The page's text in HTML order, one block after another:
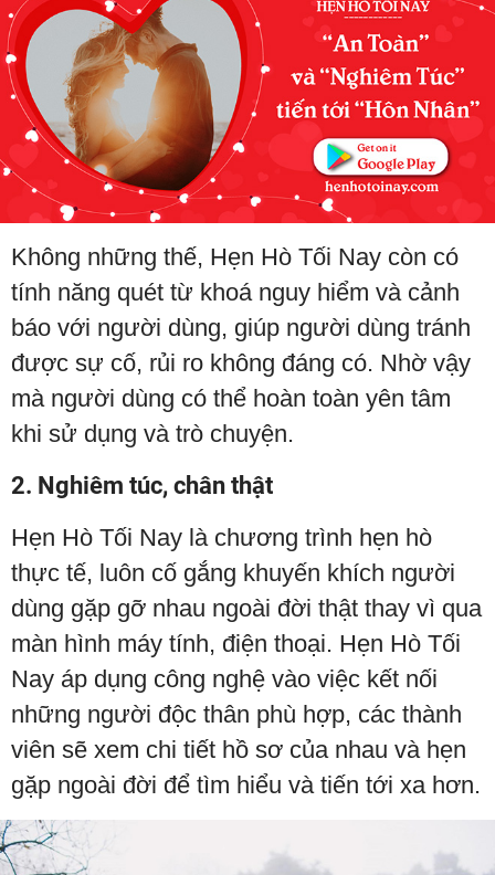
Không những thế, Hẹn Hò Tối Nay còn có
tính năng quét từ khoá nguy hiểm và cảnh
báo với người dùng, giúp người dùng tránh
được sự cố, rủi ro không đáng có. Nhờ vậy
mà người dùng có thể hoàn toàn yên tâm
khi sử dụng và trò chuyện.
2. Nghiêm túc, chân thật
Hẹn Hò Tối Nay là chương trình hẹn hò
thực tế, luôn cố gắng khuyến khích người
dùng gặp gỡ nhau ngoài đời thật thay vì qua
màn hình máy tính, điện thoại. Hẹn Hò Tối
Nay áp dụng công nghệ vào việc kết nối
những người độc thân phù hợp, các thành
viên sẽ xem chi tiết hồ sơ của nhau và hẹn
gặp ngoài đời để tìm hiểu và tiến tới xa hơn.